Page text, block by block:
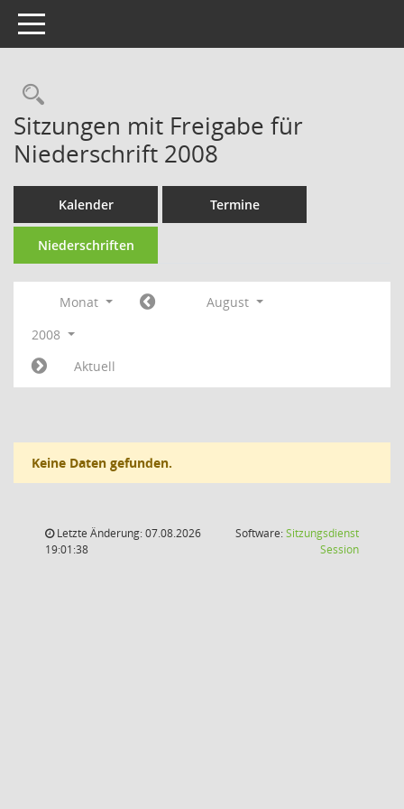
Toggle navigation
Rechercheauswahl
Sitzungen mit Freigabe für
Niederschrift 2008
Kalender Termine
Niederschriften
Monat
August
2008
Aktuell
Keine Daten gefunden.
Letzte Änderung: 07.08.2026
19:01:38
Software:Sitzungsdienst
Session(Wird in